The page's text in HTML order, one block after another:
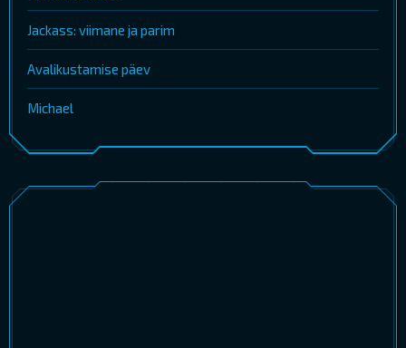
Jackass: viimane ja parim
Avalikustamise päev
Michael